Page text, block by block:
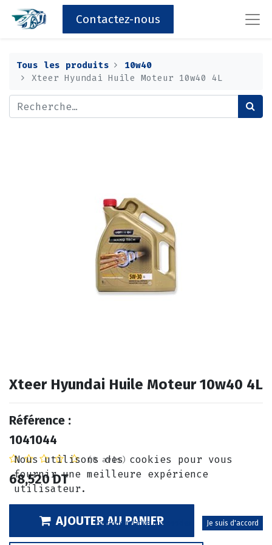
Contactez-nous
Tous les produits
10w40
Xteer Hyundai Huile Moteur 10w40 4L
Xteer Hyundai Huile Moteur 10w40 4L
Référence :
1041044
(0 avis)
68,520DT
AJOUTER AU PANIER
Nous utilisons des cookies pour vous
fournir une meilleure expérience
utilisateur.
Politique relative aux cookies Je suis d'accord